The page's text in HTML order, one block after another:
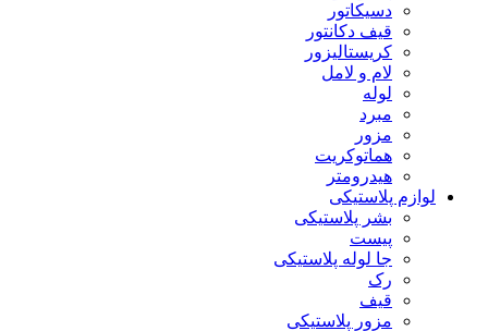
دسیکاتور
قیف دکانتور
کریستالیزور
لام و لامل
لوله
مبرد
مزور
هماتوکریت
هیدرومتر
لوازم پلاستیکی
بشر پلاستیکی
پیست
جا لوله پلاستیکی
رک
قیف
مزور پلاستیکی